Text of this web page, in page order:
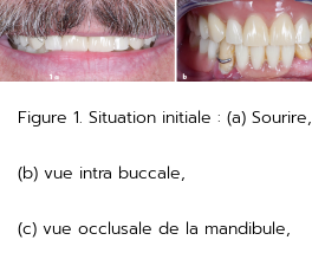
Figure 1. Situation initiale : (a) Sourire,
(b) vue intra buccale,
(c) vue occlusale de la mandibule,